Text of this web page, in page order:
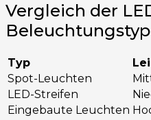
Vergleich der
Typ
Spot-Leuchten
LED-Streifen
Eingebaute Leuchten